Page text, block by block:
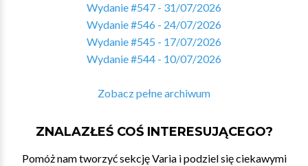
Wydanie #547 - 31/07/2026
Wydanie #546 - 24/07/2026
Wydanie #545 - 17/07/2026
Wydanie #544 - 10/07/2026
Zobacz pełne archiwum
ZNALAZŁEŚ COŚ INTERESUJĄCEGO?
Pomóż nam tworzyć sekcję Varia i podziel się ciekawymi